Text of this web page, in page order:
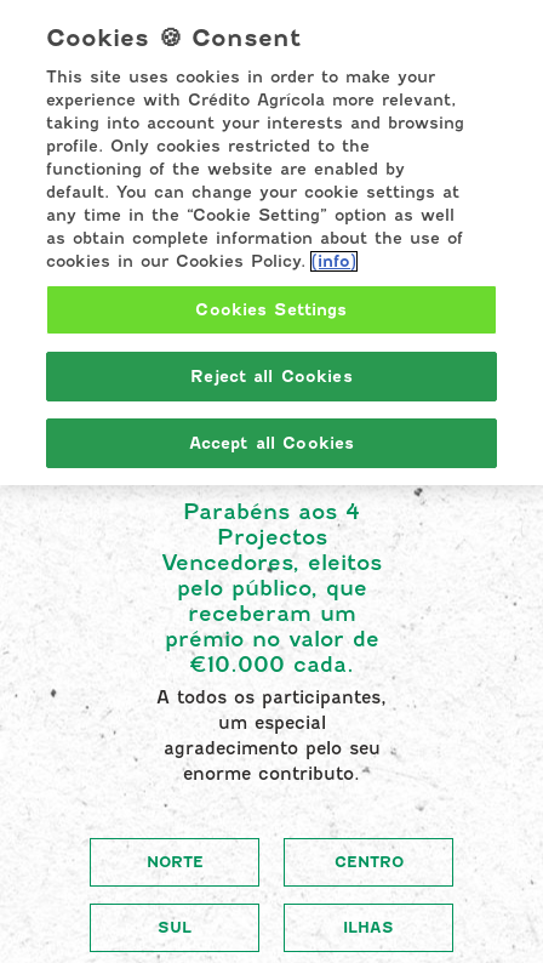
Vencedores
Concurso
Dia CA
Sempre
Sustentável
2023
Parabéns aos 4
Projectos
Vencedores, eleitos
pelo público, que
receberam um
prémio no valor de
€10.000 cada.
A todos os participantes,
um especial
agradecimento pelo seu
enorme contributo.
NORTE CENTRO
SUL ILHAS
Cookies 🍪 Consent
This site uses cookies in order to make your
experience with Crédito Agrícola more relevant,
taking into account your interests and browsing
profile. Only cookies restricted to the
functioning of the website are enabled by
default. You can change your cookie settings at
any time in the “Cookie Setting” option as well
as obtain complete information about the use of
cookies in our Cookies Policy. (info)
Cookies Settings
Reject all Cookies
Accept all Cookies